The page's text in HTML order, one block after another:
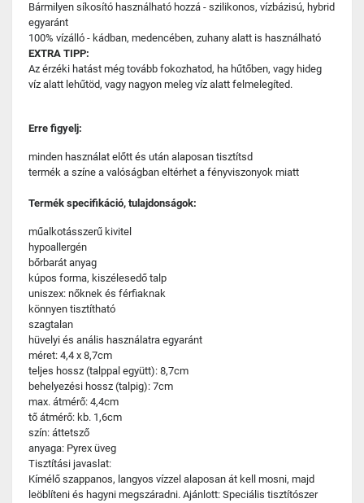
Bármilyen síkosító használható hozzá - szilikonos, vízbázisú, hybrid
egyaránt
100% vízálló - kádban, medencében, zuhany alatt is használható
EXTRA TIPP:
Az érzéki hatást még tovább fokozhatod, ha hűtőben, vagy hideg
víz alatt lehűtöd, vagy nagyon meleg víz alatt felmelegíted.
Erre figyelj:
minden használat előtt és után alaposan tisztítsd
termék a színe a valóságban eltérhet a fényviszonyok miatt
Termék specifikáció, tulajdonságok:
műalkotásszerű kivitel
hypoallergén
bőrbarát anyag
kúpos forma, kiszélesedő talp
uniszex: nőknek és férfiaknak
könnyen tisztítható
szagtalan
hüvelyi és anális használatra egyaránt
méret: 4,4 x 8,7cm
teljes hossz (talppal együtt): 8,7cm
behelyezési hossz (talpig): 7cm
max. átmérő: 4,4cm
tő átmérő: kb. 1,6cm
szín: áttetsző
anyaga: Pyrex üveg
Tisztítási javaslat:
Kímélő szappanos, langyos vízzel alaposan át kell mosni, majd
leöblíteni és hagyni megszáradni. Ajánlott: Speciális tisztítószer